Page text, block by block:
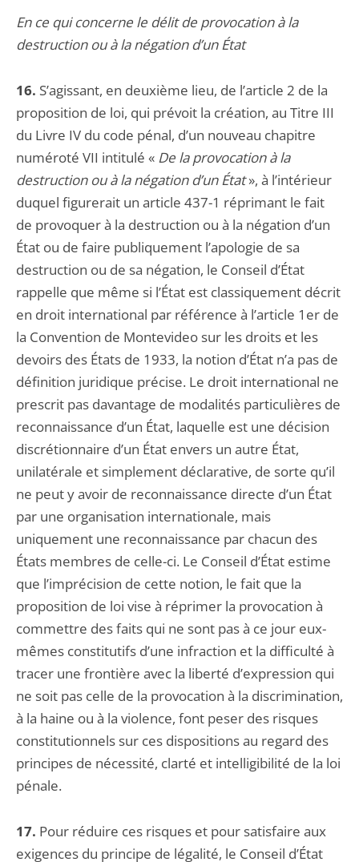
En ce qui concerne le délit de provocation à la
destruction ou à la négation d’un État
16. S’agissant, en deuxième lieu, de l’article 2 de la
proposition de loi, qui prévoit la création, au Titre III
du Livre IV du code pénal, d’un nouveau chapitre
numéroté VII intitulé « De la provocation à la
destruction ou à la négation d’un État», à l’intérieur
duquel figurerait un article 437-1 réprimant le fait
de provoquer à la destruction ou à la négation d’un
État ou de faire publiquement l’apologie de sa
destruction ou de sa négation, le Conseil d’État
rappelle que même si l’État est classiquement décrit
en droit international par référence à l’article 1er de
la Convention de Montevideo sur les droits et les
devoirs des États de 1933, la notion d’État n’a pas de
définition juridique précise. Le droit international ne
prescrit pas davantage de modalités particulières de
reconnaissance d’un État, laquelle est une décision
discrétionnaire d’un État envers un autre État,
unilatérale et simplement déclarative, de sorte qu’il
ne peut y avoir de reconnaissance directe d’un État
par une organisation internationale, mais
uniquement une reconnaissance par chacun des
États membres de celle-ci. Le Conseil d’État estime
que l’imprécision de cette notion, le fait que la
proposition de loi vise à réprimer la provocation à
commettre des faits qui ne sont pas à ce jour eux-
mêmes constitutifs d’une infraction et la difficulté à
tracer une frontière avec la liberté d’expression qui
ne soit pas celle de la provocation à la discrimination,
à la haine ou à la violence, font peser des risques
constitutionnels sur ces dispositions au regard des
principes de nécessité, clarté et intelligibilité de la loi
pénale.
17. Pour réduire ces risques et pour satisfaire aux
exigences du principe de légalité, le Conseil d’État